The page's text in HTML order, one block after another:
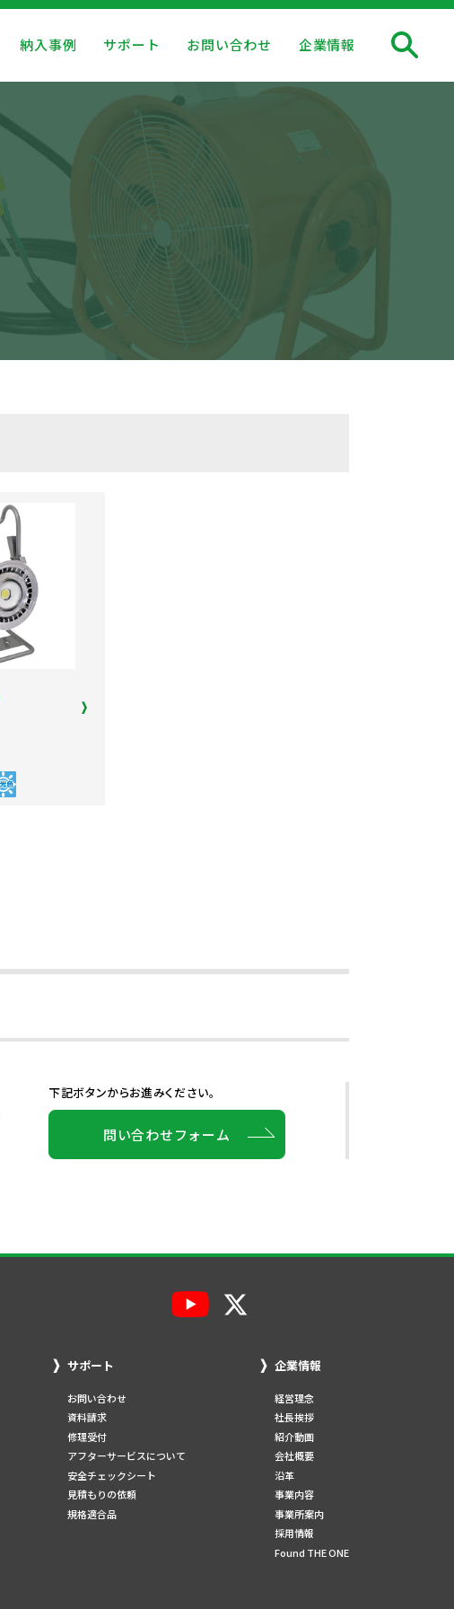
納入事例 サポート お問い合わせ 企業情報
下記ボタンからお進みください。
問い合わせフォーム
サポート
お問い合わせ
資料請求
修理受付
アフターサービスについて
安全チェックシート
見積もりの依頼
規格適合品
企業情報
経営理念
社長挨拶
紹介動画
会社概要
沿革
事業内容
事業所案内
採用情報
Found THE ONE